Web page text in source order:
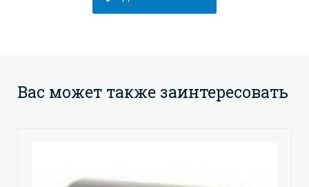
Вас может также заинтересовать